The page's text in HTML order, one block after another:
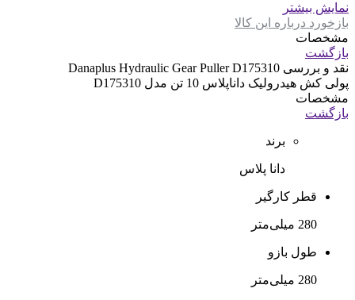
نمایش بیشتر
بازخورد درباره این کالا
مشخصات
بازگشت
نقد و بررسی
پولی کش هیدرولیک داناپلاس 10 تن مدل D175310
مشخصات
بازگشت
برند
دانا پلاس
قطر کارگیر
280 میلی‌متر
طول بازو
280 میلی‌متر